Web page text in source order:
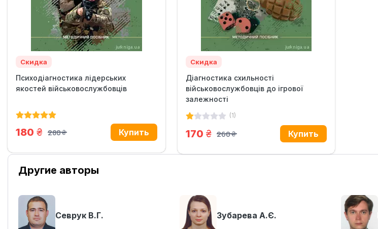
Скидка
Психодіагностика лідерських
якостей військовослужбовців
280
грн.
180 грн.
Скидка
Діагностика схильності
військовослужбовців до ігрової
залежності
(1)
260
грн.
170 грн.
Другие авторы
Севрук В.Г. Зубарева А.Є.